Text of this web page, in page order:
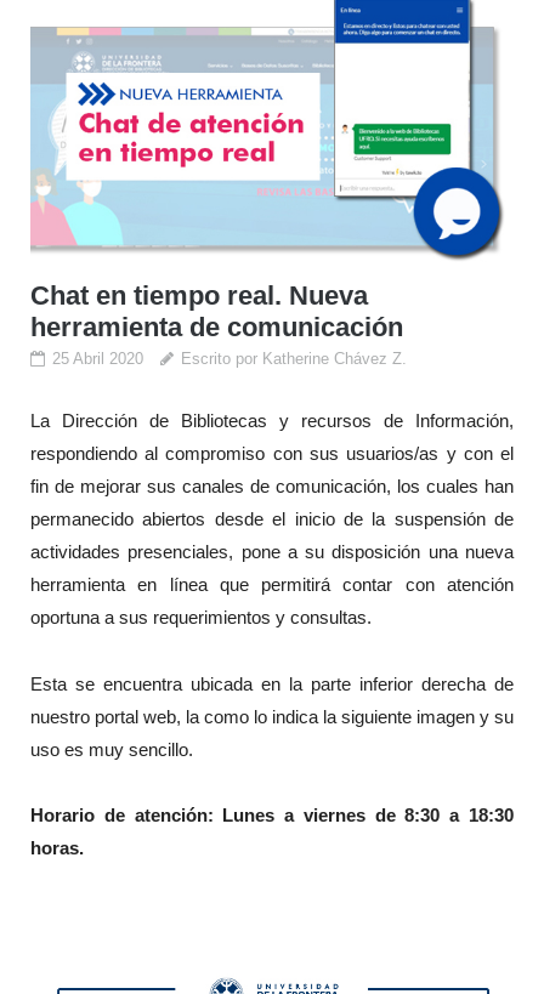
Chat en tiempo real. Nueva
herramienta de comunicación
25 Abril 2020 Escrito por Katherine Chávez Z.
La Dirección de Bibliotecas y recursos de Información,
respondiendo al compromiso con sus usuarios/as y con el
fin de mejorar sus canales de comunicación, los cuales han
permanecido abiertos desde el inicio de la suspensión de
actividades presenciales, pone a su disposición una nueva
herramienta en línea que permitirá contar con atención
oportuna a sus requerimientos y consultas.
Esta se encuentra ubicada en la parte inferior derecha de
nuestro portal web, la como lo indica la siguiente imagen y su
uso es muy sencillo.
Horario de atención: Lunes a viernes de 8:30 a 18:30
horas.